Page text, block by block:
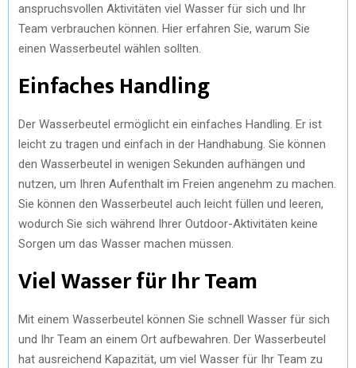
anspruchsvollen Aktivitäten viel Wasser für sich und Ihr
Team verbrauchen können. Hier erfahren Sie, warum Sie
einen Wasserbeutel wählen sollten.
Einfaches Handling
Der Wasserbeutel ermöglicht ein einfaches Handling. Er ist
leicht zu tragen und einfach in der Handhabung. Sie können
den Wasserbeutel in wenigen Sekunden aufhängen und
nutzen, um Ihren Aufenthalt im Freien angenehm zu machen.
Sie können den Wasserbeutel auch leicht füllen und leeren,
wodurch Sie sich während Ihrer Outdoor-Aktivitäten keine
Sorgen um das Wasser machen müssen.
Viel Wasser für Ihr Team
Mit einem Wasserbeutel können Sie schnell Wasser für sich
und Ihr Team an einem Ort aufbewahren. Der Wasserbeutel
hat ausreichend Kapazität, um viel Wasser für Ihr Team zu